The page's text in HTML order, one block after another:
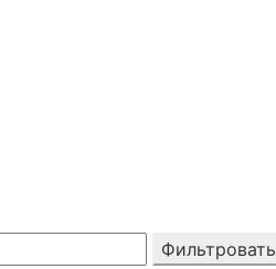
Фильтровать